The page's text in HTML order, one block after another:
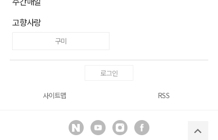
고향사랑
구미
로그인
사이트맵 RSS